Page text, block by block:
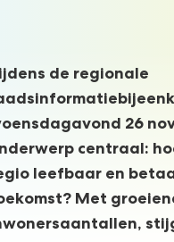
de regionale
26
centraal:
leefbaar en
Met